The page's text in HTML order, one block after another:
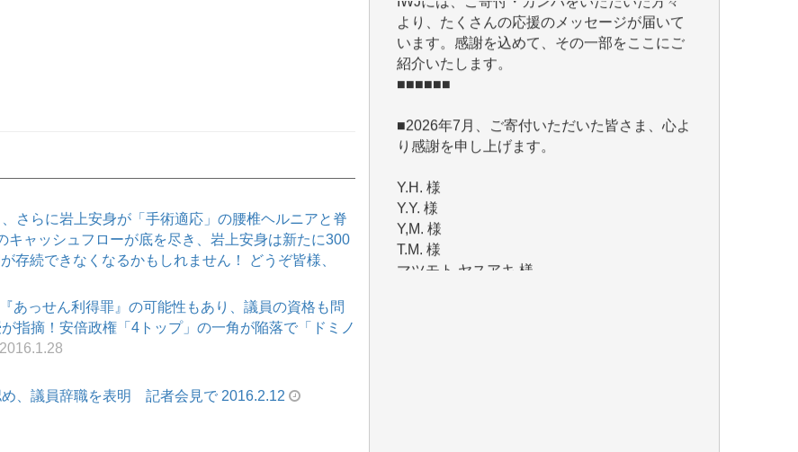
さらに岩上安身が「手術適応」の腰椎ヘルニアと脊
キャッシュフローが底を尽き、岩上安身は新たに300
存続できなくなるかもしれません！ どうぞ皆様、
あっせん利得罪』の可能性もあり、議員の資格も問
指摘！安倍政権「4トップ」の一角が陥落で「ドミノ
2016.1.28
、議員辞職を表明 記者会見で 2016.2.12
紹介いたします。
■■■■■■
■2026年7月、ご寄付いただいた皆さま、心よ
Y.H. 様
Y,M. 様
T.M. 様
マツモト ヤスアキ 様
マシオン 恵美香 様
岩井 祐子 様